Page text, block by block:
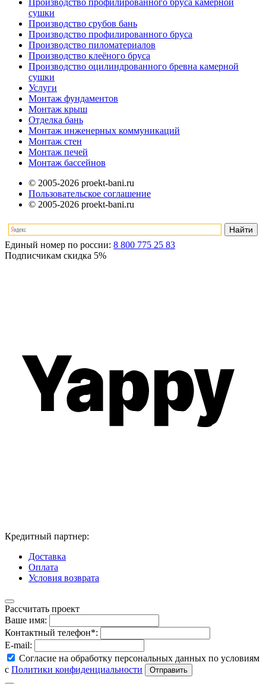
Производство профилированного бруса камерной
сушки
Производство срубов бань
Производство профилированного бруса
Производство пиломатериалов
Производство клеёного бруса
Производство оцилиндрованного бревна камерной
сушки
Услуги
Монтаж фундаментов
Монтаж крыш
Отделка бань
Монтаж инженерных коммуникаций
Монтаж стен
Монтаж печей
Монтаж бассейнов
© 2005-2026 proekt-bani.ru
Пользовательское соглашение
© 2005-2026 proekt-bani.ru
Единый номер по россии: 8 800 775 25 83
Подписчикам скидка 5%
Кредитный партнер:
Доставка
Оплата
Условия возврата
Рассчитать проект
Ваше имя:
Контактный телефон*:
E-mail:
Согласие на обработку персональных данных по условиям
с Политики конфиденциальности